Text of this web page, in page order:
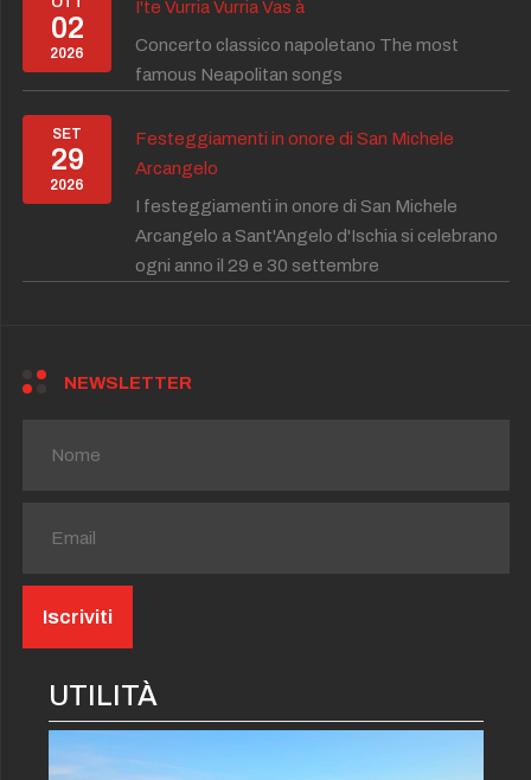
02
2026
I'te Vurria Vurria Vas à
Concerto classico napoletano The most
famous Neapolitan songs
SET
29
2026
Festeggiamenti in onore di San Michele
Arcangelo
I festeggiamenti in onore di San Michele
Arcangelo a Sant'Angelo d'Ischia si celebrano
ogni anno il 29 e 30 settembre
NEWSLETTER
UTILITÀ